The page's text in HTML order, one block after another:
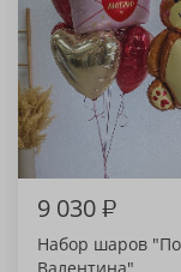
9 030₽
Набор шаров